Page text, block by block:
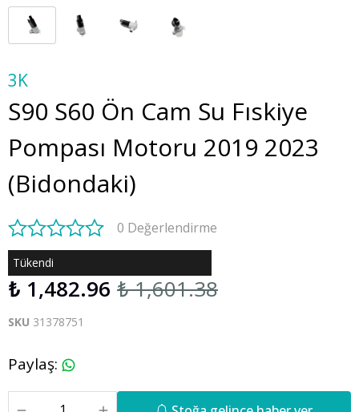
3K
S90 S60 Ön Cam Su Fıskiye
Pompası Motoru 2019 2023
(Bidondaki)
0 Değerlendirme
Tükendi
₺ 1,482.96 ₺ 1,601.38
SKU 31378751
Paylaş: